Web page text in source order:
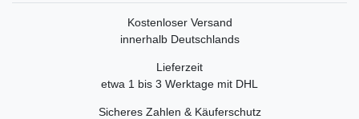
Kostenloser Versand
innerhalb Deutschlands
Lieferzeit
etwa 1 bis 3 Werktage mit DHL
Sicheres Zahlen & Käuferschutz